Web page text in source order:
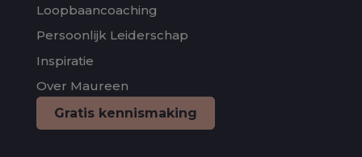
Loopbaancoaching
Persoonlijk Leiderschap
Inspiratie
Over Maureen
Gratis kennismaking